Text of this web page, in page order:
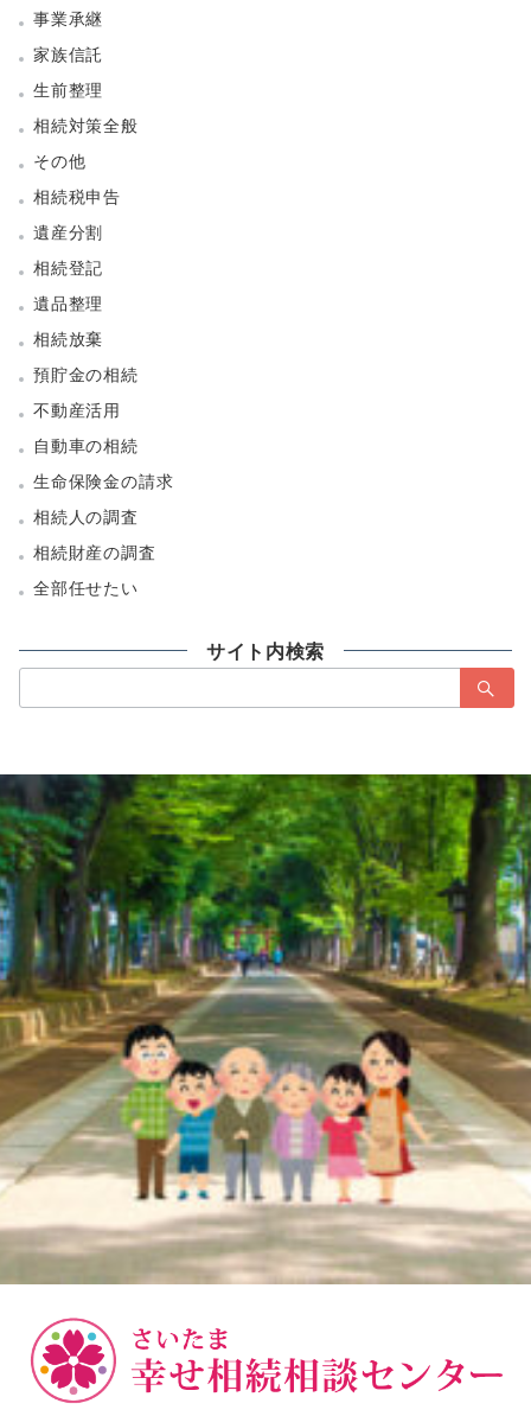
事業承継
家族信託
生前整理
相続対策全般
その他
相続税申告
遺産分割
相続登記
遺品整理
相続放棄
預貯金の相続
不動産活用
自動車の相続
生命保険金の請求
相続人の調査
相続財産の調査
全部任せたい
サイト内検索
索：